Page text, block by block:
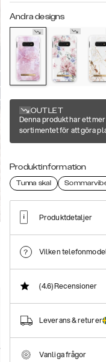
Andra designs
OUTLET
Denna produkt har ett
sortimentet för att göra
Produktinformation
Tunna skal
Produktdetaljer
Vilken
(4.6)Recensioner
Leverans & returer
Vanliga frågor